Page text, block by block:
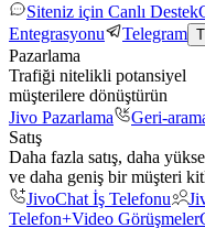
Siteniz için Canlı Destek
Entegrasyonu
Telegram
Pazarlama
Trafiği nitelikli potansiyel
müşterilere dönüştürün
Jivo Pazarlama
Geri-
Satış
Daha fazla satış, daha
ve daha geniş bir müşteri
JivoChat İş Telefonu
Telefon+Video Görüşmeler